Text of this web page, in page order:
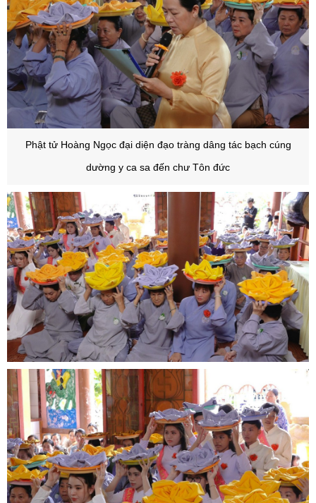
Phật tử Hoàng Ngọc đại diện đạo tràng dâng tác bạch cúng
dường y ca sa đến chư Tôn đức